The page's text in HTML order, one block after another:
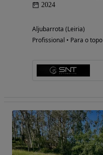
2024
Aljubarrota (Leiria)
Profissional • Para o topo